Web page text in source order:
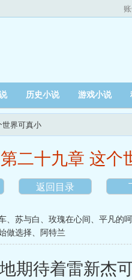
历史小说 游戏小说
界可真小
第二十九章 这个
返回目录
、 苏与白、 玫瑰在心间、 平凡的
做选择、 阿特兰
待着雷新杰